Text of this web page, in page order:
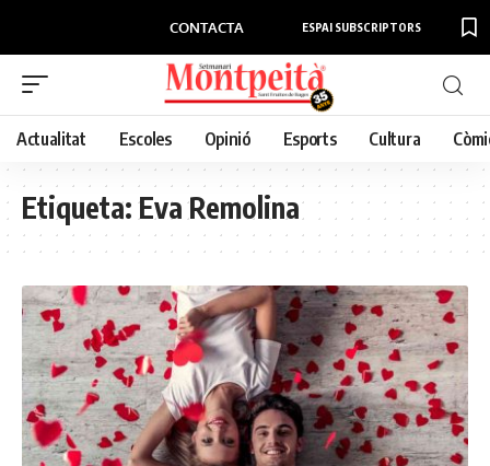
CONTACTA ESPAI SUBSCRIPTORS
Actualitat Escoles Opinió Esports Cultura
Etiqueta:Eva Remolina